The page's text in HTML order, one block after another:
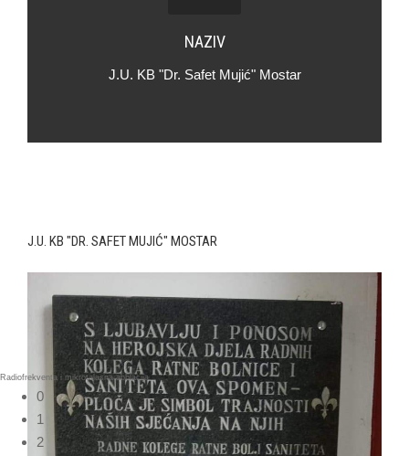
0
NAZIV
J.U. KB "Dr. Safet Mujić" Mostar
J.U. KB "DR. SAFET MUJIĆ" MOSTAR